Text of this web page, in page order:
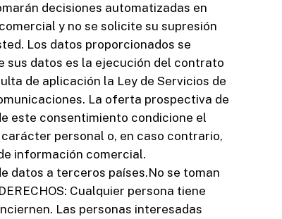
decisiones automatizadas en
y no se solicite su supresión
Los datos proporcionados se
sus datos es la ejecución del contrato
de aplicación la Ley de Servicios de
La oferta prospectiva de
este consentimiento condicione el
personal o, en caso contrario,
información comercial.
datos a terceros países.No se toman
Cualquier persona tiene
Las personas interesadas